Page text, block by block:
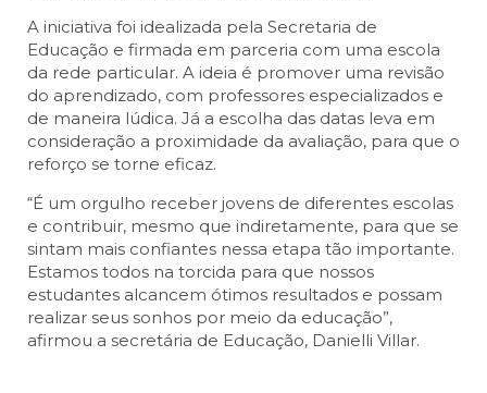
A iniciativa foi idealizada pela Secretaria de
Educação e firmada em parceria com uma escola
da rede particular. A ideia é promover uma revisão
do aprendizado, com professores especializados e
de maneira lúdica. Já a escolha das datas leva em
consideração a proximidade da avaliação, para que o
reforço se torne eficaz.
“É um orgulho receber jovens de diferentes escolas
e contribuir, mesmo que indiretamente, para que se
sintam mais confiantes nessa etapa tão importante.
Estamos todos na torcida para que nossos
estudantes alcancem ótimos resultados e possam
realizar seus sonhos por meio da educação”,
afirmou a secretária de Educação, Danielli Villar.